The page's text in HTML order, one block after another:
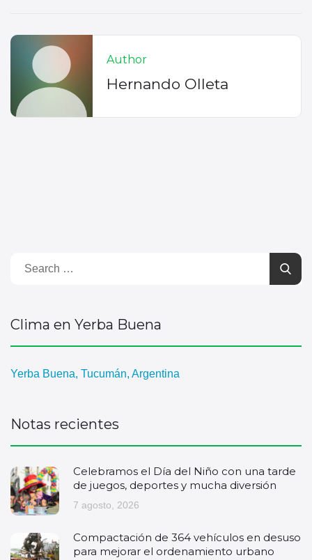
Author
Hernando Olleta
Clima en Yerba Buena
Yerba Buena, Tucumán, Argentina
Notas recientes
Celebramos el Día del Niño con una tarde
de juegos, deportes y mucha diversión
7 agosto, 2026
Compactación de 364 vehículos en desuso
para mejorar el ordenamiento urbano